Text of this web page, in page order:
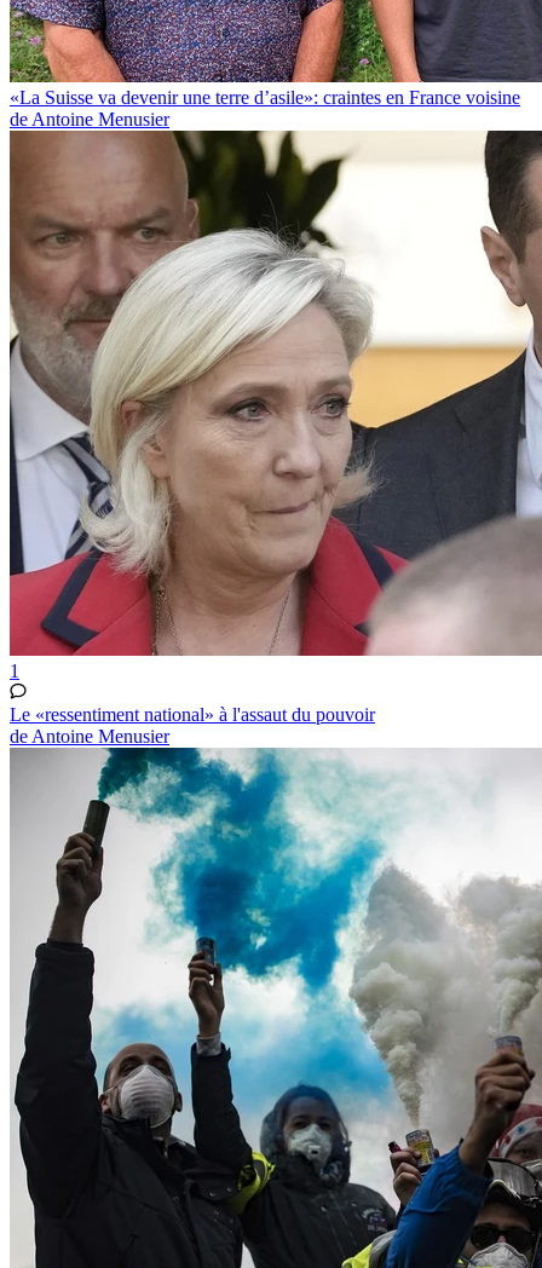
«La Suisse va devenir une terre d’asile»: craintes en France voisine
de Antoine Menusier
1
Le «ressentiment national» à l'assaut du pouvoir
de Antoine Menusier